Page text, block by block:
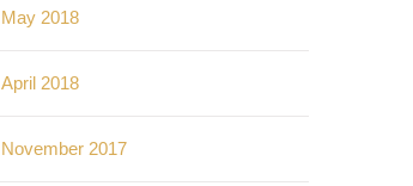
May 2018
April 2018
November 2017